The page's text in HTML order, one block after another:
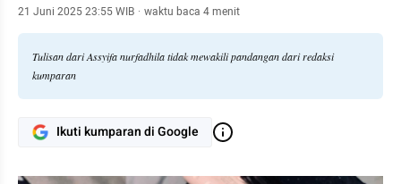
21 Juni 2025 23:55 WIB · waktu baca 4 menit
Tulisan dari Assyifa nurfadhila tidak mewakili pandangan dari redaksi
kumparan
Ikuti kumparan di Google